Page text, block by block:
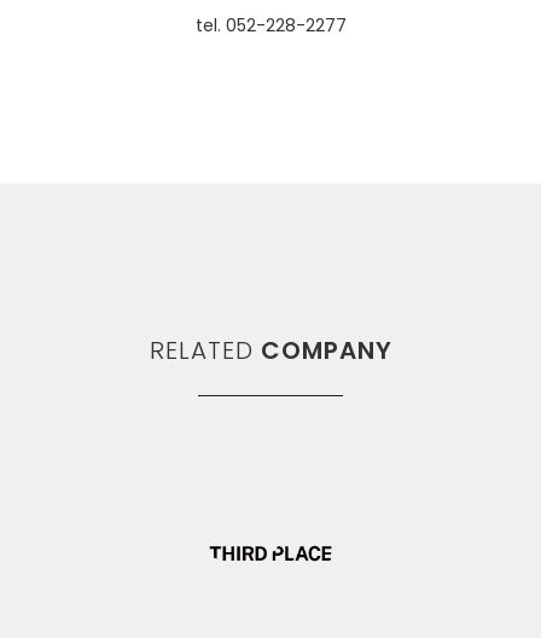
tel. 052-228-2277
RELATED COMPANY